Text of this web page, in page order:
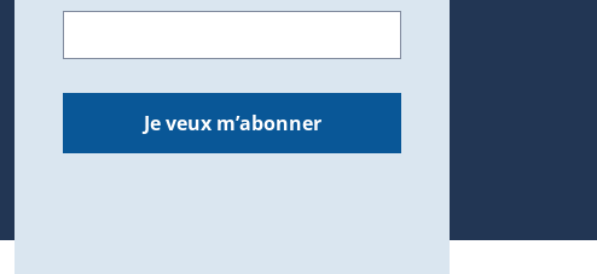
dans une nouvelle fenêtre.)
Je veux m’abonner